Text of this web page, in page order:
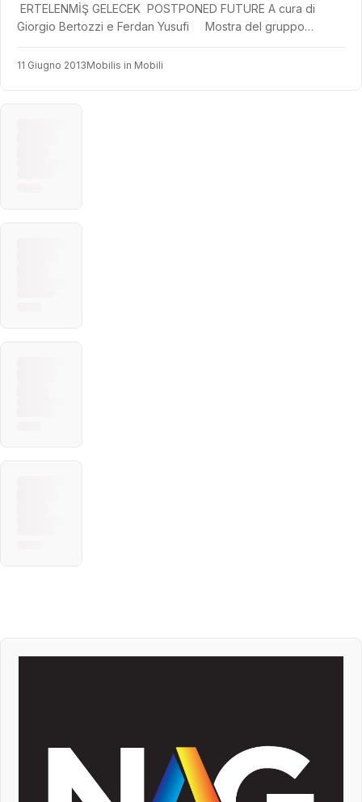
ERTELENMİŞ GELECEK POSTPONED FUTURE A cura di
Giorgio Bertozzi e Ferdan Yusufi Mostra del gruppo…
11 Giugno 2013Mobilis in Mobili